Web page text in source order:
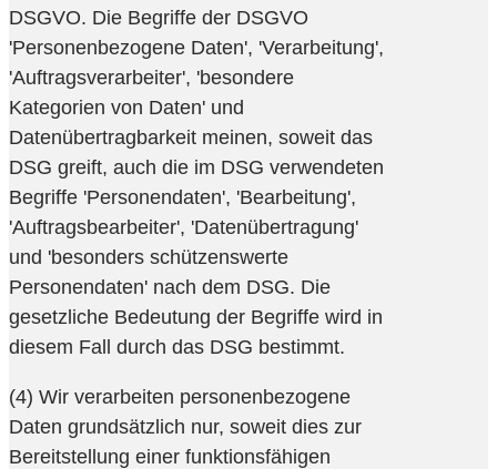
DSGVO. Die Begriffe der DSGVO
'Personenbezogene Daten', 'Verarbeitung',
'Auftragsverarbeiter', 'besondere
Kategorien von Daten' und
Datenübertragbarkeit meinen, soweit das
DSG greift, auch die im DSG verwendeten
Begriffe 'Personendaten', 'Bearbeitung',
'Auftragsbearbeiter', 'Datenübertragung'
und 'besonders schützenswerte
Personendaten' nach dem DSG. Die
gesetzliche Bedeutung der Begriffe wird in
diesem Fall durch das DSG bestimmt.
(4) Wir verarbeiten personenbezogene
Daten grundsätzlich nur, soweit dies zur
Bereitstellung einer funktionsfähigen